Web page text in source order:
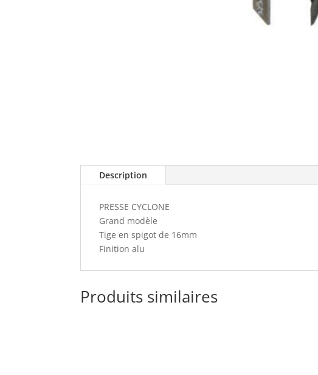
Description
PRESSE CYCLONE
Grand modèle
Tige en spigot de 16mm
Finition alu
Produits similaires